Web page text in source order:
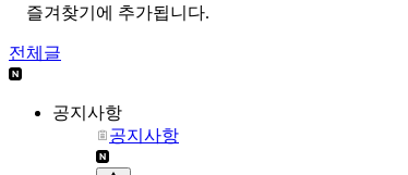
즐겨찾기에 추가됩니다.
전체글
공지사항
공지사항